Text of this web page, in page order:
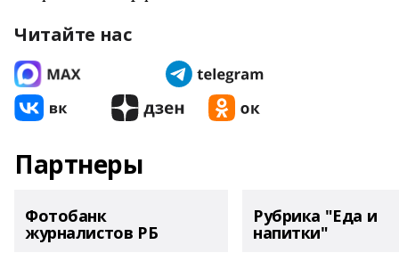
Читайте нас
Партнеры
Фотобанк
журналистов РБ
Рубрика "Еда и
напитки"